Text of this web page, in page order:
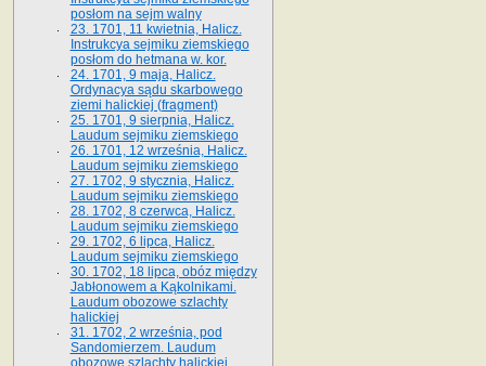
posłom na sejm walny
23. 1701, 11 kwietnia, Halicz.
Instrukcya sejmiku ziemskiego
posłom do hetmana w. kor.
24. 1701, 9 maja, Halicz.
Ordynacya sądu skarbowego
ziemi halickiej (fragment)
25. 1701, 9 sierpnia, Halicz.
Laudum sejmiku ziemskiego
26. 1701, 12 września, Halicz.
Laudum sejmiku ziemskiego
27. 1702, 9 stycznia, Halicz.
Laudum sejmiku ziemskiego
28. 1702, 8 czerwca, Halicz.
Laudum sejmiku ziemskiego
29. 1702, 6 lipca, Halicz.
Laudum sejmiku ziemskiego
30. 1702, 18 lipca, obóz między
Jabłonowem a Kąkolnikami.
Laudum obozowe szlachty
halickiej
31. 1702, 2 września, pod
Sandomierzem. Laudum
obozowe szlachty halickiej